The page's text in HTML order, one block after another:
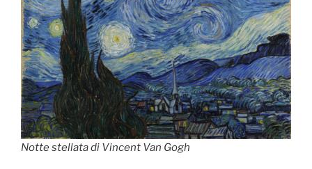
Notte stellata di Vincent Van Gogh